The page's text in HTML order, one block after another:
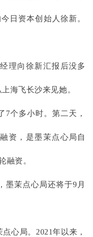
日资本创始人徐新。
理向徐新汇报后没多
海飞长沙来见她。
7个多小时。第二天，
资，是墨茉点心局自
融资。
墨茉点心局还将于9月
心局。 2021年以来，